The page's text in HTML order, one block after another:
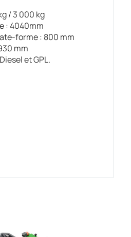
/ 3 000 kg
: 4040mm
forme : 800 mm
mm
et GPL.